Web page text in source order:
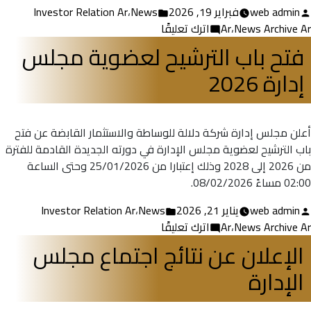
تمّ
النشر
بواسطة
web admin فبراير 19, 2026
نُشر
Investor Relation Ar،News
Ar،News Archive Ar اترك تعليقًا
موعد
الإفصاح
السنوية
2025
فتح باب الترشيح لعضوية مجلس
إدارة 2026
أعلن مجلس إدارة شركة دلالة للوساطة والاستثمار القابضة عن فتح
باب الترشيح لعضوية مجلس الإدارة في دورته الجديدة القادمة للفترة
من 2026 إلى 2028 وذلك إعتبارا من 25/01/2026 وحتى الساعة
02:00 مساءً 08/02/2026.
تمّ
النشر
بواسطة
web admin يناير 21, 2026
نُشر
في
Investor Relation Ar،News
Ar،News Archive Ar اترك تعليقًا
فتح
باب
الإعلان عن نتائج اجتماع مجلس
الإدارة